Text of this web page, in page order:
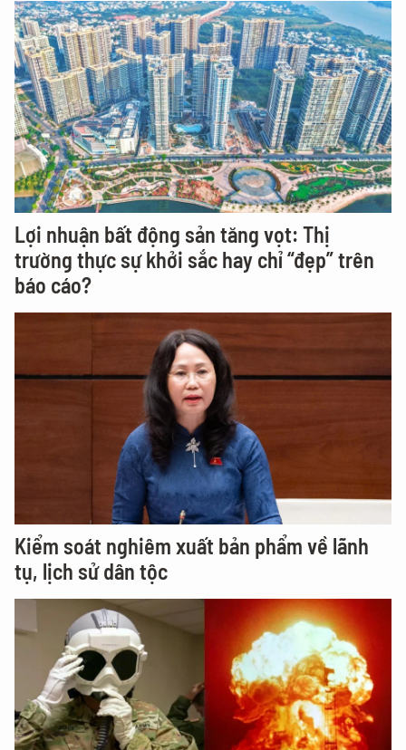
Lợi nhuận bất động sản tăng vọt: Thị
trường thực sự khởi sắc hay chỉ “đẹp” trên
báo cáo?
Kiểm soát nghiêm xuất bản phẩm về lãnh
tụ, lịch sử dân tộc